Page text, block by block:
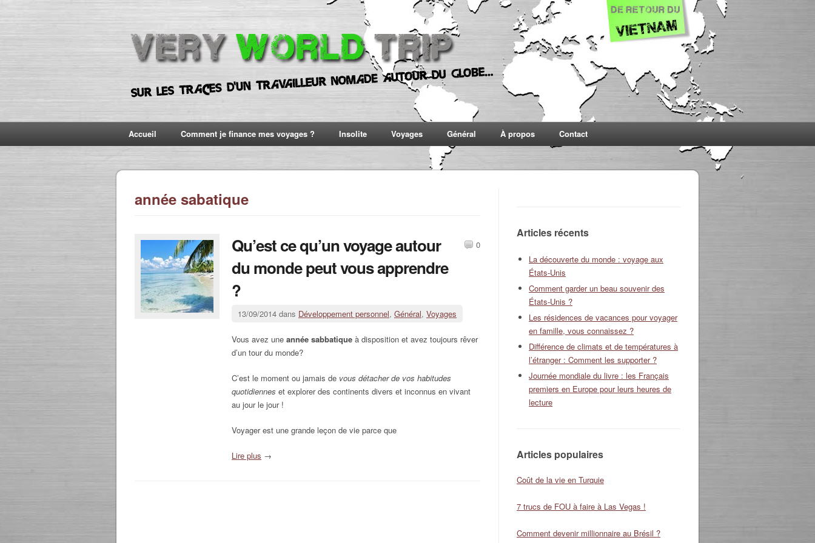
Accueil Comment je finance mes voyages ? Insolite Voyages Général À propos Contact
année sabatique
Qu’est ce qu’un voyage autour
du monde peut vous apprendre
?
13/09/2014 dans Développement personnel, Général, Voyages
Vous avez une année sabbatique à disposition et avez toujours rêver
d’un tour du monde?
C’est le moment ou jamais de vous détacher de vos habitudes
quotidiennes et explorer des continents divers et inconnus en vivant
au jour le jour !
Voyager est une grande leçon de vie parce que
Lire plus →
0
Articles récents
La découverte du monde : voyage aux
États-Unis
Comment garder un beau souvenir des
États-Unis ?
Les résidences de vacances pour voyager
en famille, vous connaissez ?
Différence de climats et de températures à
l’étranger : Comment les supporter ?
Journée mondiale du livre : les Français
premiers en Europe pour leurs heures de
lecture
Articles populaires
Coût de la vie en Turquie
7 trucs de FOU à faire à Las Vegas !
Comment devenir millionnaire au Brésil ?